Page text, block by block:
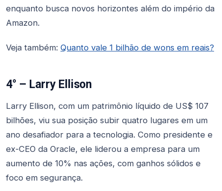
enquanto busca novos horizontes além do império da
Amazon.
Veja também: Quanto vale 1 bilhão de wons em reais?
4° – Larry Ellison
Larry Ellison, com um patrimônio líquido de US$ 107
bilhões, viu sua posição subir quatro lugares em um
ano desafiador para a tecnologia. Como presidente e
ex-CEO da Oracle, ele liderou a empresa para um
aumento de 10% nas ações, com ganhos sólidos e
foco em segurança.